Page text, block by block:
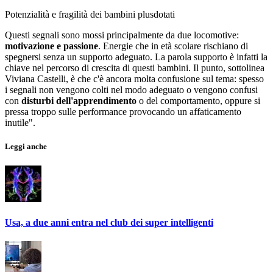
Potenzialità e fragilità dei bambini plusdotati
Questi segnali sono mossi principalmente da due locomotive:
motivazione e passione. Energie che in età scolare rischiano di
spegnersi senza un supporto adeguato. La parola supporto è infatti la
chiave nel percorso di crescita di questi bambini. Il punto, sottolinea
Viviana Castelli, è che c'è ancora molta confusione sul tema: spesso
i segnali non vengono colti nel modo adeguato o vengono confusi
con disturbi dell'apprendimento o del comportamento, oppure si
pressa troppo sulle performance provocando un affaticamento
inutile".
Leggi anche
Usa, a due anni entra nel club dei super intelligenti